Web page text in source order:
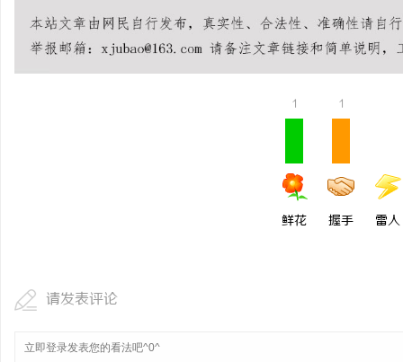
1
鲜花
1
握手 雷人
请发表评论